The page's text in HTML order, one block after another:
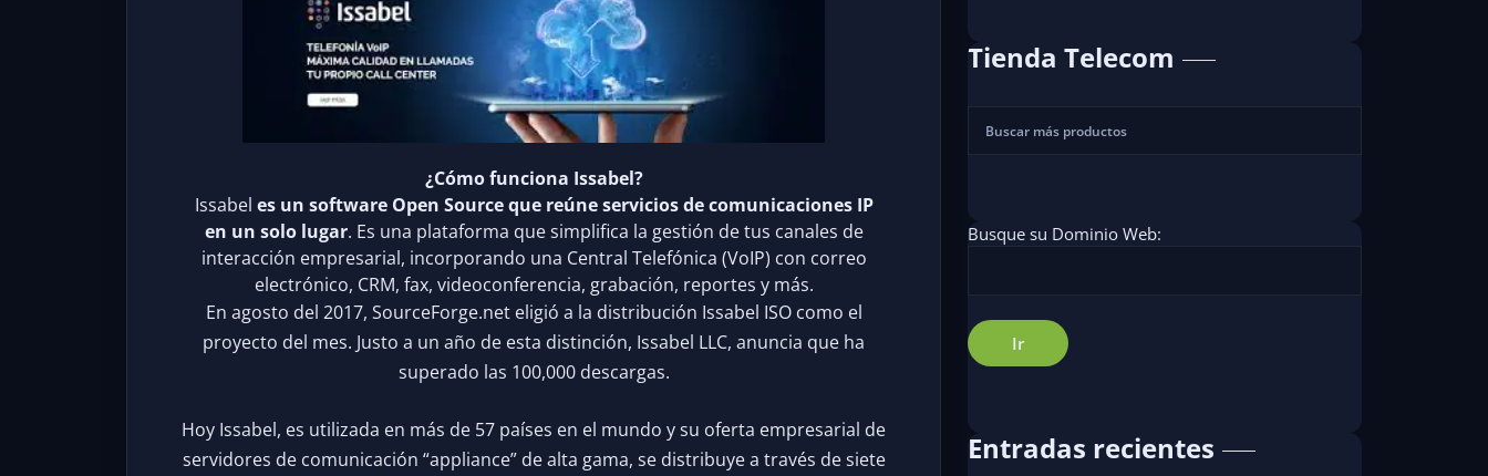
¿Cómo funciona Issabel?
Issabel es un software Open Source que reúne servicios de comunicaciones IP
en un solo lugar. Es una plataforma que simplifica la gestión de tus canales de
interacción empresarial, incorporando una Central Telefónica (VoIP) con correo
electrónico, CRM, fax, videoconferencia, grabación, reportes y más.
En agosto del 2017, SourceForge.net eligió a la distribución Issabel ISO como el
proyecto del mes. Justo a un año de esta distinción, Issabel LLC, anuncia que ha
superado las 100,000 descargas.
Hoy Issabel, es utilizada en más de 57 países en el mundo y su oferta empresarial de
servidores de comunicación “appliance” de alta gama, se distribuye a través de siete
Tienda Telecom
Busque su Dominio Web:
Entradas recientes